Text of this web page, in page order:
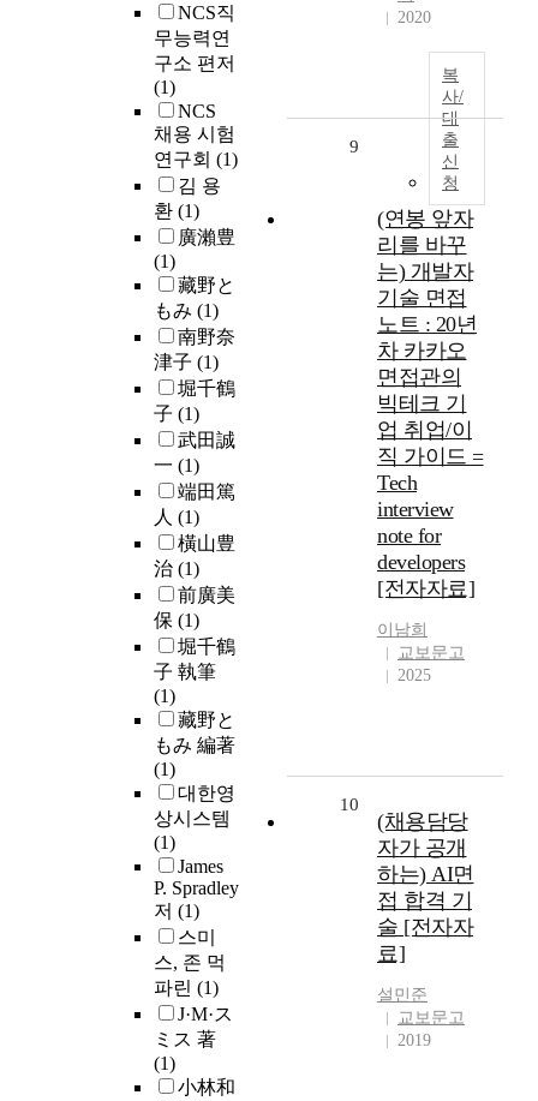
NCS직
무능력연
구소 편저
(1)
NCS
채용 시험
연구회 (1)
김 용
환 (1)
廣瀨豊
(1)
藏野と
もみ (1)
南野奈
津子 (1)
堀千鶴
子 (1)
武田誠
一 (1)
端田篤
人 (1)
橫山豊
治 (1)
前廣美
保 (1)
堀千鶴
子 執筆
(1)
藏野と
もみ 編著
(1)
대한영
상시스템
(1)
James
P. Spradley
저 (1)
스미
스, 존 먹
파린 (1)
J·M·ス
ミス 著
(1)
小林和
2020
복
사/
대
출
신
청
9
(연봉 앞자
리를 바꾸
는) 개발자
기술 면접
노트 : 20년
차 카카오
면접관의
빅테크 기
업 취업/이
직 가이드 =
Tech
interview
note for
developers
[전자자료]
이남희
교보문고
2025
10
(채용담당
자가 공개
하는) AI면
접 합격 기
술 [전자자
료]
설민준
교보문고
2019